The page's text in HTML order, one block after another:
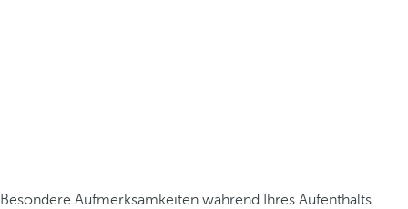
Besondere Aufmerksamkeiten während Ihres Aufenthalts